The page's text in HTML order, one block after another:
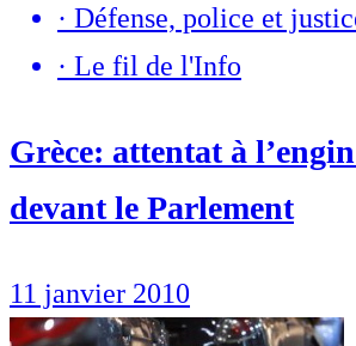
· Défense, police et
· Le fil de l'Info
Grèce: attentat à
devant le Parlement
11 janvier 2010